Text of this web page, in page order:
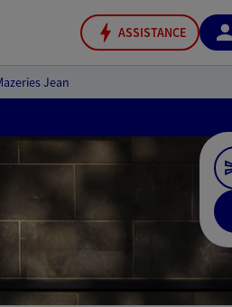
ASSISTANCE
Jean